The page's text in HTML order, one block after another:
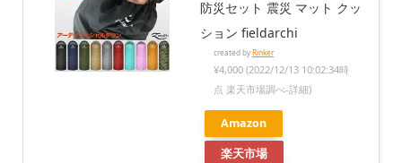
防災セット 震災 マット クッ
ション fieldarchi
created by Rinker
¥4,000 (2022/12/13 10:02:34時
点 楽天市場調べ-詳細)
Amazon
楽天市場